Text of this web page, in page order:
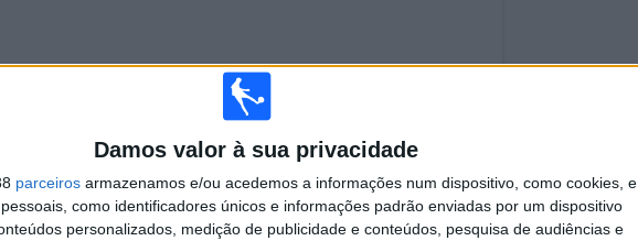
Damos valor à sua privacidade
parceiros armazenamos e/ou acedemos a informações num dispositivo, como cookies, e
como identificadores únicos e informações padrão enviadas por um dispositivo
personalizados, medição de publicidade e conteúdos, pesquisa de audiências e
7
City
TOTAL
3
RANKING POR COMPETIÇÕES